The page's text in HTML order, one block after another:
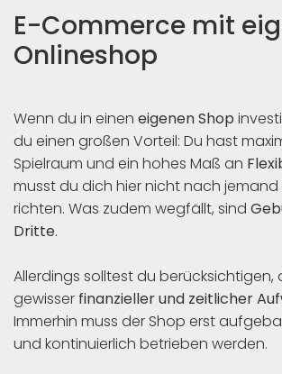
E-Commerce mit
Onlineshop
Wenn du in einen eigenen Shop
du einen großen Vorteil: Du hast
Spielraum und ein hohes Maß an
musst du dich hier nicht nach
richten. Was zudem wegfällt, sind
Dritte.
Allerdings solltest du berücksichtigen,
gewisser finanzieller und zeitlicher
Immerhin muss der Shop erst
und kontinuierlich betrieben werden.